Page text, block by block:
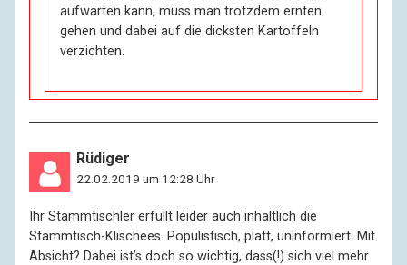
aufwarten kann, muss man trotzdem ernten
gehen und dabei auf die dicksten Kartoffeln
verzichten.
Rüdiger
22.02.2019 um 12:28 Uhr
Ihr Stammtischler erfüllt leider auch inhaltlich die
Stammtisch-Klischees. Populistisch, platt, uninformiert. Mit
Absicht? Dabei ist’s doch so wichtig, dass(!) sich viel mehr